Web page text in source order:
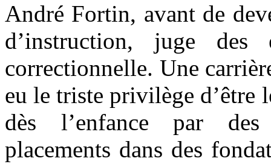
André Fortin, avant de
d’instruction, juge des
correctionnelle. Une
eu le triste privilège d’être
dès l’enfance par
placements dans des